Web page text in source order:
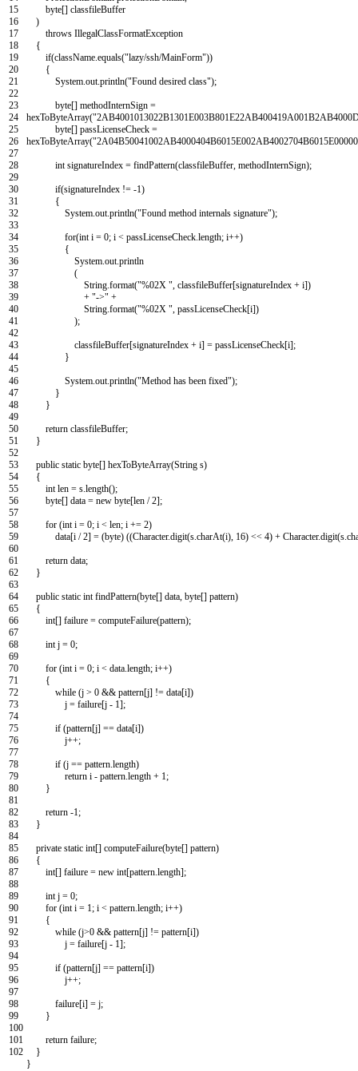
15
16
17
18
19
20
21
22
23
24
25
26
27
28
29
30
31
32
33
34
35
36
37
38
39
40
41
42
43
44
45
46
47
48
49
50
51
52
53
54
55
56
57
58
59
60
61
62
63
64
65
66
67
68
69
70
71
72
73
74
75
76
77
78
79
80
81
82
83
84
85
86
87
88
89
90
91
92
93
94
95
96
97
98
99
100
101
102
byte[] classfileBuffer
)
throws IllegalClassFormatException
{
if(className.equals("lazy/ssh/MainForm"))
{
System.out.println("Found desired class");
byte[] methodInternSign =
hexToByteArray(
byte[] passLicenseCheck =
hexToByteArray(
int signatureIndex = findPattern(classfileBuffer, methodInternSign);
if(signatureIndex != -1)
{
System.out.println("Found method internals signature");
for(int i = 0; i < passLicenseCheck.length; i++)
{
System.out.println
(
String.format("%02X ", classfileBuffer[signatureIndex + i])
+ "->" +
String.format("%02X ", passLicenseCheck[i])
);
classfileBuffer[signatureIndex + i] = passLicenseCheck[i];
}
System.out.println("Method has been fixed");
}
}
return classfileBuffer;
}
public static byte[] hexToByteArray(String s)
{
int len = s.length();
byte[] data = new byte[len / 2];
for (int i = 0; i < len; i += 2)
data[i / 2] = (byte) ((Character.digit(s.charAt(i), 16) << 4) + Character.digit(s.
return data;
}
public static int findPattern(byte[] data, byte[] pattern)
{
int[] failure = computeFailure(pattern);
int j = 0;
for (int i = 0; i < data.length; i++)
{
while (j > 0 && pattern[j] != data[i])
j = failure[j - 1];
if (pattern[j] == data[i])
j++;
if (j == pattern.length)
return i - pattern.length + 1;
}
return -1;
}
private static int[] computeFailure(byte[] pattern)
{
int[] failure = new int[pattern.length];
int j = 0;
for (int i = 1; i < pattern.length; i++)
{
while (j>0 && pattern[j] != pattern[i])
j = failure[j - 1];
if (pattern[j] == pattern[i])
j++;
failure[i] = j;
}
return failure;
}
}